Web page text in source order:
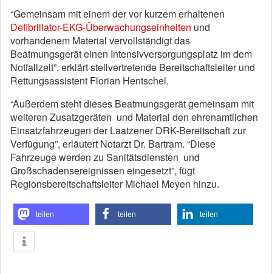
“Gemeinsam mit einem der vor kurzem erhaltenen
Defibrillator-EKG-Überwachungseinheiten und
vorhandenem Material vervollständigt das
Beatmungsgerät einen Intensivversorgungsplatz im dem
Notfallzelt”, erklärt stellvertretende Bereitschaftsleiter und
Rettungsassistent Florian Hentschel.
“Außerdem steht dieses Beatmungsgerät gemeinsam mit
weiteren Zusatzgeräten und Material den ehrenamtlichen
Einsatzfahrzeugen der Laatzener DRK-Bereitschaft zur
Verfügung”, erläutert Notarzt Dr. Bartram. “Diese
Fahrzeuge werden zu Sanitätsdiensten und
Großschadensereignissen eingesetzt”, fügt
Regionsbereitschaftsleiter Michael Meyen hinzu.
teilen teilen teilen